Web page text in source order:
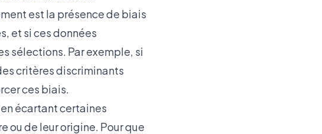
est la présence de biais
et si ces données
sélections. Par exemple, si
critères discriminants
ces biais.
écartant certaines
ou de leur origine. Pour que